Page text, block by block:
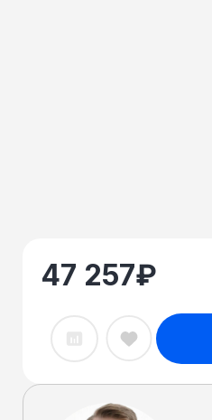
47 257₽